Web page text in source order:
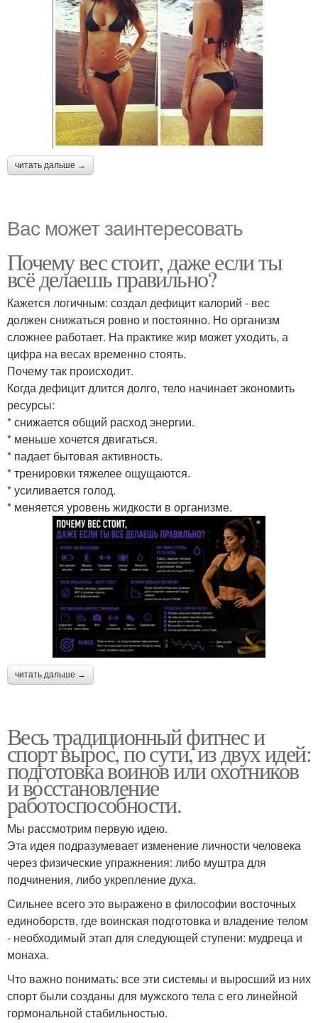
читать дальше →
Вас может заинтересовать
Почему вес стоит, даже если ты
всё делаешь правильно?
Кажется логичным: создал дефицит калорий - вес
должен снижаться ровно и постоянно. Но организм
сложнее работает. На практике жир может уходить, а
цифра на весах временно стоять.
Почему так происходит.
Когда дефицит длится долго, тело начинает экономить
ресурсы:
* снижается общий расход энергии.
* меньше хочется двигаться.
* падает бытовая активность.
* тренировки тяжелее ощущаются.
* усиливается голод.
* меняется уровень жидкости в организме.
читать дальше →
Весь традиционный фитнес и
спорт вырос, по сути, из двух идей:
подготовка воинов или охотников
и восстановление
работоспособности.
Мы рассмотрим первую идею.
Эта идея подразумевает изменение личности человека
через физические упражнения: либо муштра для
подчинения, либо укрепление духа.
Сильнее всего это выражено в философии восточных
единоборств, где воинская подготовка и владение телом
- необходимый этап для следующей ступени: мудреца и
монаха.
Что важно понимать: все эти системы и выросший из них
спорт были созданы для мужского тела с его линейной
гормональной стабильностью.